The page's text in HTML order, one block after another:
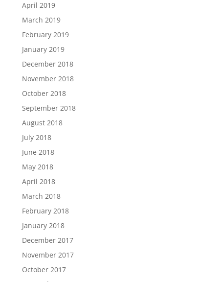
April 2019
March 2019
February 2019
January 2019
December 2018
November 2018
October 2018
September 2018
August 2018
July 2018
June 2018
May 2018
April 2018
March 2018
February 2018
January 2018
December 2017
November 2017
October 2017